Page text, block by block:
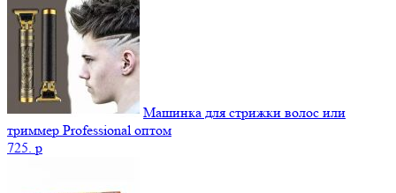
Машинка для стрижки волос или
триммер Professional оптом
725. p